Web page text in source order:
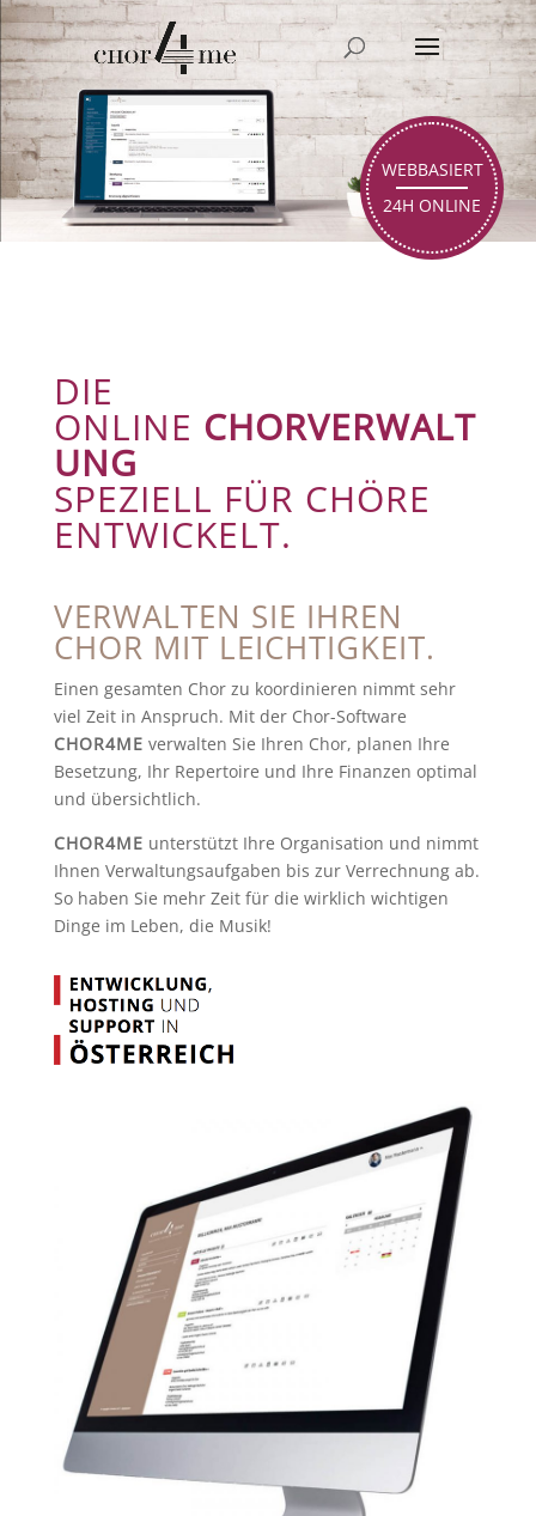
WEBBASIERT
24H ONLINE
DIE
ONLINE CHORVERWALT
UNG
SPEZIELL FÜR CHÖRE
ENTWICKELT.
VERWALTEN SIE IHREN
CHOR MIT LEICHTIGKEIT.
Einen gesamten Chor zu koordinieren nimmt sehr
viel Zeit in Anspruch. Mit der Chor-Software
CHOR4ME verwalten Sie Ihren Chor, planen Ihre
Besetzung, Ihr Repertoire und Ihre Finanzen optimal
und übersichtlich.
CHOR4ME unterstützt Ihre Organisation und nimmt
Ihnen Verwaltungsaufgaben bis zur Verrechnung ab.
So haben Sie mehr Zeit für die wirklich wichtigen
Dinge im Leben, die Musik!